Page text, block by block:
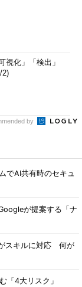
視化」「検出」
2)
by
でAI共有時のセキュ
が提案する「ナ
スキルに対応 何が
「4大リスク」